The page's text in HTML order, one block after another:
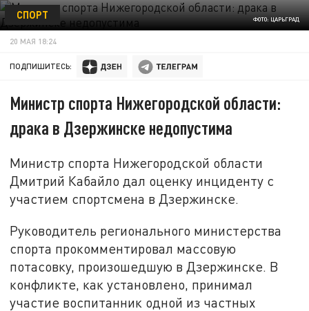
ФОТО: ЦАРЬГРАД
СПОРТ
20 МАЯ 18:24
ПОДПИШИТЕСЬ:
Министр спорта Нижегородской области:
драка в Дзержинске недопустима
Министр спорта Нижегородской области
Дмитрий Кабайло дал оценку инциденту с
участием спортсмена в Дзержинске.
Руководитель регионального министерства
спорта прокомментировал массовую
потасовку, произошедшую в Дзержинске. В
конфликте, как установлено, принимал
участие воспитанник одной из частных